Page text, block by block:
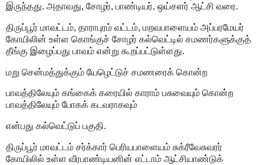
இருந்தது. அதாவது, சோழர், பாண்டியர், ஒய்சளர் ஆட்சி வரை.
திருப்பூர் மாவட்டம், தாராபுரம் வட்டம், மறவபாளையம் அப்பரமேயர்
கோயிலின் உள்ள கொங்குச் சோழர் கல்வெட்டில் சமணர்களுக்குத்
தீங்கு இழைப்பது பாவம் என்று கூறப்பட்டுள்ளது.
மறு சென்மத்துக்கும் யேழெட்டுச் சமணரைக் கொன்ற
பாவத்திலேயும் கங்கைக் கரையில் காராம் பசுவையும் கொன்ற
பாவத்திலேயும் போகக் கடவராகவும்
என்பது கல்வெட்டுப் பகுதி.
திருப்பூர் மாவட்டம் சர்க்கார் பெரியபாளையம் சுக்ரீவேசுவரர்
கோயிலில் உள்ள வீரபாண்டியனின் எட்டாம் ஆட்சியாண்டுக்